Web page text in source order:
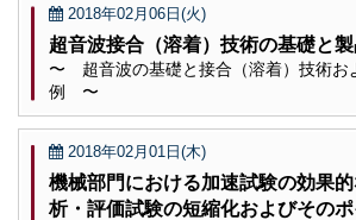
2018年02月06日(火)
超音波接合（溶着）技術の基礎と
〜 超音波の基礎と接合（溶着）技術お
例 〜
2018年02月01日(木)
機械部門における加速試験の効果
析・評価試験の短縮化およびそのポ